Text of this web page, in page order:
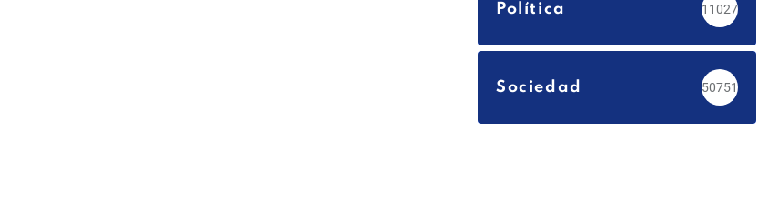
Política 11027
Sociedad 50751